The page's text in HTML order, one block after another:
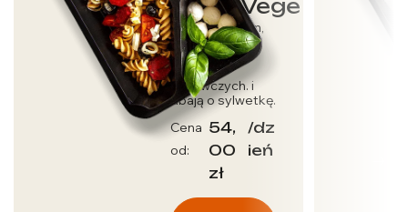
Dieta Vege
Dla wegetarian,
którzy dbają o
dostarczenie
wartości
odżywczych. i
dbają o sylwetkę.
Cena
od:
54,
00
zł
/dz
ień